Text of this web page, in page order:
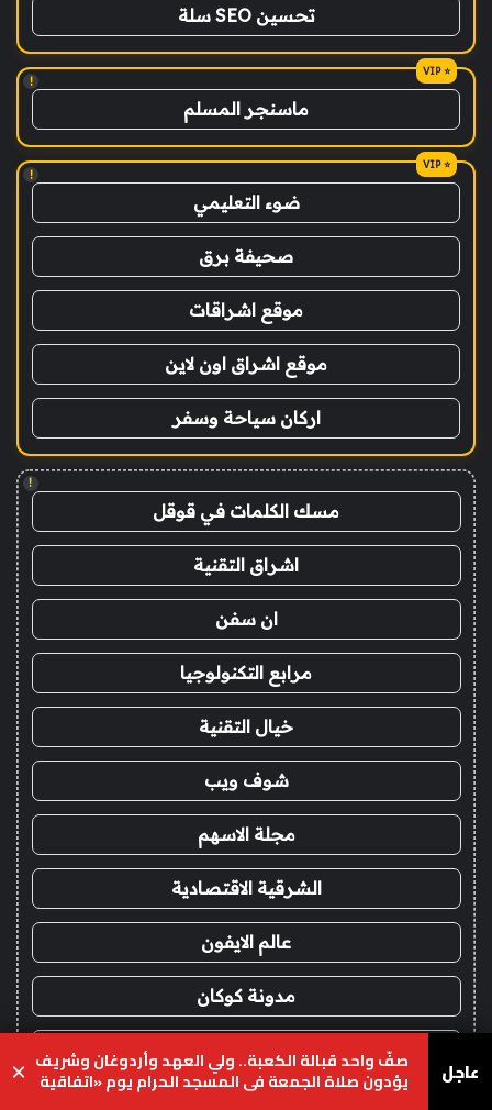
تحسين SEO سلة
!
ماسنجر المسلم
!
ضوء التعليمي
صحيفة برق
موقع اشراقات
موقع اشراق اون لاين
اركان سياحة وسفر
!
مسك الكلمات في قوقل
اشراق التقنية
ان سفن
مرابع التكنولوجيا
خيال التقنية
شوف ويب
مجلة الاسهم
الشرقية الاقتصادية
عالم الايفون
مدونة كوكان
عاجل صفٌّ واحد قبالة الكعبة.. ولي العهد وأردوغان وشريف
يؤدون صلاة الجمعة في المسجد الحرام يوم «اتفاقية ×